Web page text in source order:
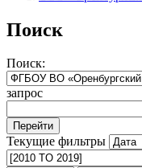
Поиск
Поиск:
запрос
Текущие фильтры